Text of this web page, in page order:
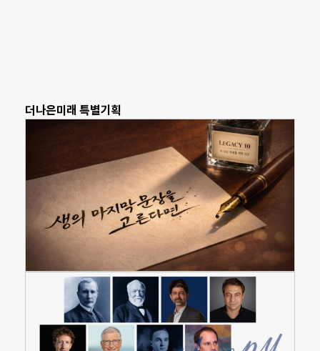
더나은미래 특별기획